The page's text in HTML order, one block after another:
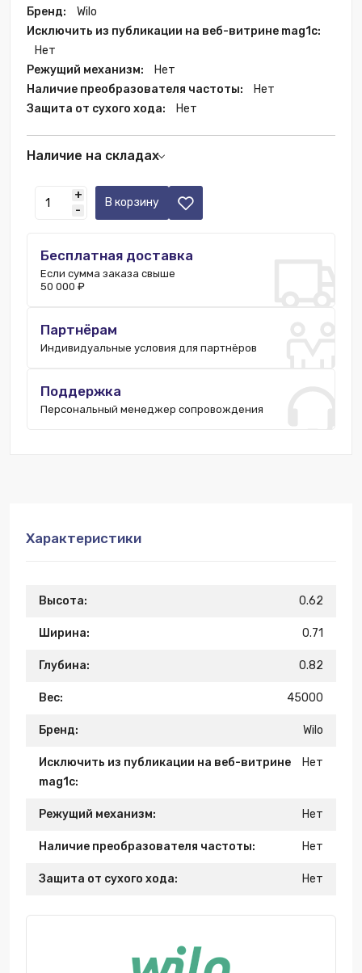
Бренд:
Wilo
Исключить из публикации на веб-витрине mag1c:
Нет
Режущий механизм:
Нет
Наличие преобразователя частоты:
Нет
Защита от сухого хода:
Нет
Наличие на складах
+
-
В корзину
Бесплатная доставка
Если сумма заказа свыше
50 000 ₽
Партнёрам
Индивидуальные условия для партнёров
Поддержка
Персональный менеджер сопровождения
Характеристики
Высота: 0.62
Ширина: 0.71
Глубина: 0.82
Вес: 45000
Бренд: Wilo
Исключить из публикации на веб-витрине
mag1c:
Нет
Режущий механизм: Нет
Наличие преобразователя частоты: Нет
Защита от сухого хода: Нет